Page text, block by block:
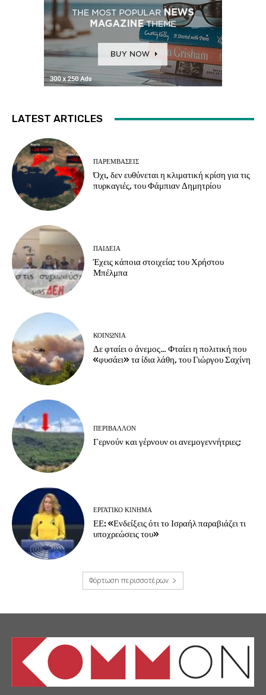
LATEST ARTICLES
ΠΑΡΕΜΒΑΣΕΙΣ
Όχι, δεν ευθύνεται η κλιματική κρίση για τις
πυρκαγιές, του Φάμπιαν Δημητρίου
ΠΑΙΔΕΙΑ
Έχεις κάποια στοιχεία; του Χρήστου
Μπέλμπα
ΚΟΙΝΩΝΙΑ
Δε φταίει ο άνεμος… Φταίει η πολιτική που
«φυσάει» τα ίδια λάθη, του Γιώργου Σαχίνη
ΠΕΡΙΒΆΛΛΟΝ
Γερνούν και γέρνουν οι ανεμογεννήτριες;
ΕΡΓΑΤΙΚΟ ΚΙΝΗΜΑ
ΕΕ: «Ενδείξεις ότι το Ισραήλ παραβιάζει τι
υποχρεώσεις του»
Φόρτωση περισσοτέρων